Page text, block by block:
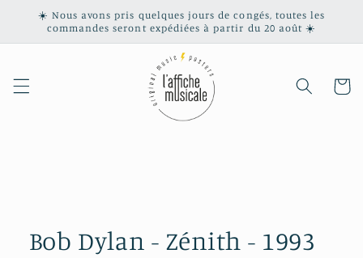
passer
contenu
☀️ Nous avons pris quelques jours de congés, toutes les
commandes seront expédiées à partir du 20 août ☀️
Panier
Bob Dylan - Zénith - 1993